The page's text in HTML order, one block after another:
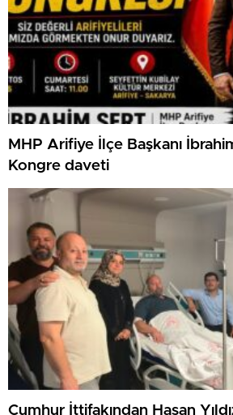
MHP Arifiye İlçe Başkanı
Kongre daveti
Cumhur İttifakından Hasan